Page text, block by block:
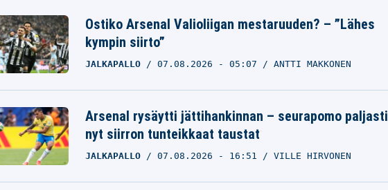
Ostiko Arsenal Valioliigan mestaruuden? – ”Lähes
kympin siirto”
JALKAPALLO 07.08.2026 - 05:07 ANTTI MAKKONEN
Arsenal rysäytti jättihankinnan – seurapomo paljasti
nyt siirron tunteikkaat taustat
JALKAPALLO 07.08.2026 - 16:51 VILLE HIRVONEN